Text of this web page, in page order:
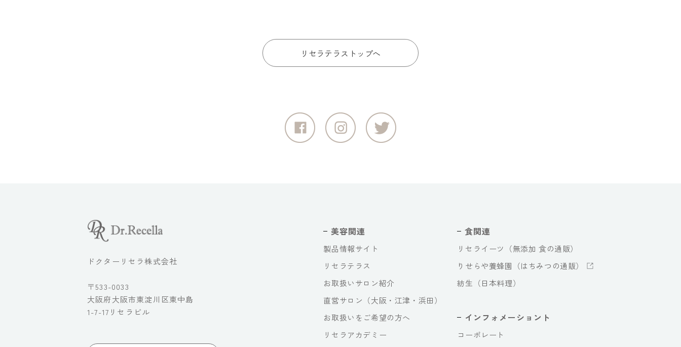
リセラテラストップへ
ドクターリセラ株式会社
〒533-0033
大阪府大阪市東淀川区東中島
1-7-17リセラビル
美容関連
製品情報サイト
リセラテラス
お取扱いサロン紹介
直営サロン（大阪・江津・浜田）
お取扱いをご希望の方へ
リセラアカデミー
食関連
リセライーツ（無添加 食の通販）
りせらや養蜂園（はちみつの通販）
紡生（日本料理）
インフォメーショント
コーポレート